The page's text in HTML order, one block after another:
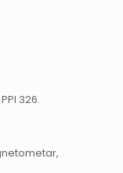
326.